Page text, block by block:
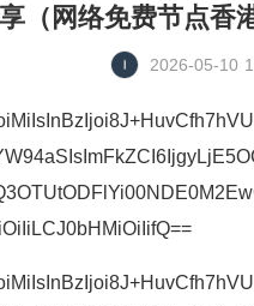
（网络免费节点香
2026-05-10